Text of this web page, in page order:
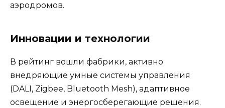
аэродромов.
Инновации и технологии
В рейтинг вошли фабрики, активно
внедряющие умные системы управления
(DALI, Zigbee, Bluetooth Mesh), адаптивное
освещение и энергосберегающие решения.